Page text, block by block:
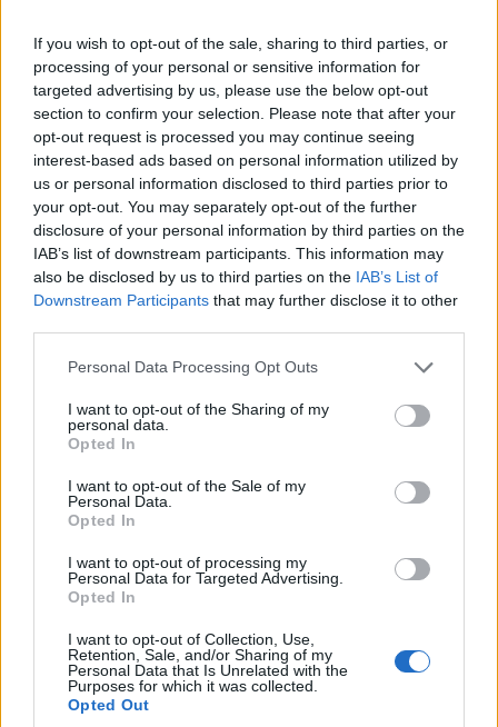
If you wish to opt-out of the sale, sharing to third parties, or
processing of your personal or sensitive information for
targeted advertising by us, please use the below opt-out
section to confirm your selection. Please note that after your
opt-out request is processed you may continue seeing
interest-based ads based on personal information utilized by
us or personal information disclosed to third parties prior to
your opt-out. You may separately opt-out of the further
disclosure of your personal information by third parties on the
IAB’s list of downstream participants. This information may
also be disclosed by us to third parties on the IAB’s List of
Downstream Participants that may further disclose it to other
Please note that this website/app uses one or more Google
not limited to your visit or usage behaviour. You may click to
grant or deny consent to Google and its third-party tags to
use your data for below specified purposes in below Google
consent section.
Personal Data Processing Opt Outs
I want to opt-out of the Sharing of my
personal data.
Opted In
I want to opt-out of the Sale of my
Personal Data.
Opted In
I want to opt-out of processing my
Personal Data for Targeted Advertising.
Opted In
I want to opt-out of Collection, Use,
Retention, Sale, and/or Sharing of my
Personal Data that Is Unrelated with the
Purposes for which it was collected.
Opted Out
επισημάνουμε και κάποια απ’ τα όσα γράφει ο
Διευθυντής της Μονάδας Εντατικής Θεραπείας
του Μαμάτσειου Νοσοκομείου Κοζάνης κ.
Κωνσταντίνος Στόκκος σε νέα δημόσια
τοποθέτηση του.
Και λέμε νέα καθώς είναι από εκείνους που δεν
εφησυχάζει και με τις διάφορες αναρτήσεις
του θέτει ξανά και ξανά το θέμα των σοβαρών
ελλείψεων που υπάρχουν στη συγκεκριμένη
Έτσι, προχθές σημείωνε και πάλι ότι
Δυστυχώς
μέχρι σήμερα τίποτα από τους τοπικούς
προσέλκυσης ιατρών στην Δυτική Μακεδονία
αλλά και γενικά στην περιφέρεια .
Κάποιοι μας παραπέμπουν στις αναγγελίες του
Θεσσαλονίκης. Το τι θα ειπωθεί εκεί και για πιο
σκοπό ένας Θεός το ξέρει.